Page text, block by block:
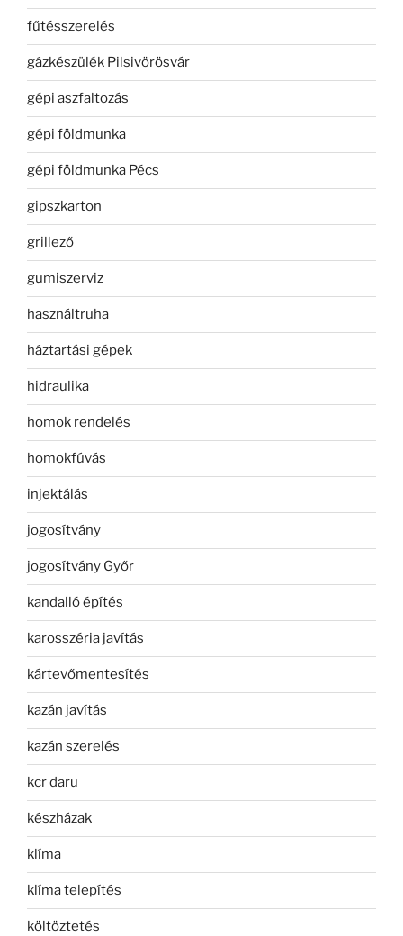
fűtésszerelés
gázkészülék Pilsivörösvár
gépi aszfaltozás
gépi földmunka
gépi földmunka Pécs
gipszkarton
grillező
gumiszerviz
használtruha
háztartási gépek
hidraulika
homok rendelés
homokfúvás
injektálás
jogosítvány
jogosítvány Győr
kandalló építés
karosszéria javítás
kártevőmentesítés
kazán javítás
kazán szerelés
kcr daru
készházak
klíma
klíma telepítés
költöztetés